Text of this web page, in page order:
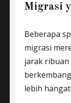
Migrasi
Beberapa
migrasi
jarak
lebih